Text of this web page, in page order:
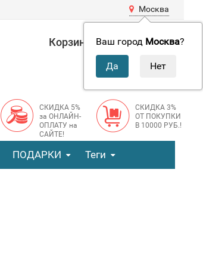
Москва
Ваш город Москва?
Корзина 0 0 руб.
СКИДКА 5%
за ОНЛАЙН-
ОПЛАТУ на
САЙТЕ!
СКИДКА 3%
ОТ ПОКУПКИ
В 10000 РУБ.!
ПОДАРКИ Теги